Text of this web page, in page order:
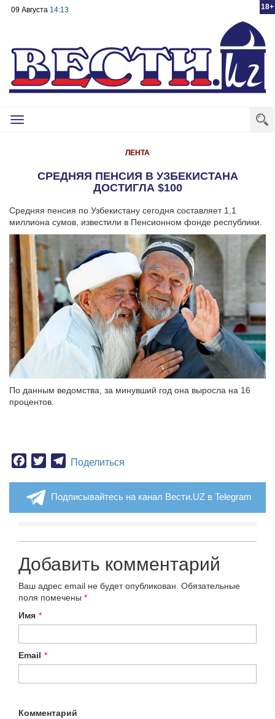
18+
09 Августа 14:13
Toggle
ЛЕНТА
СРЕДНЯЯ ПЕНСИЯ В УЗБЕКИСТАНА
ДОСТИГЛА $100
Средняя пенсия по Узбекистану сегодня составляет 1,1
миллиона сумов, известили в Пенсионном фонде республики.
По данным ведомства, за минувший год она выросла на 16
процентов.
Facebook
TwitterTelegram
Поделиться
Подписывайтесь на канал Вести.UZ в Telegram
Добавить комментарий
Ваш адрес email не будет опубликован. Обязательные
поля помечены *
Имя *
Email *
Комментарий